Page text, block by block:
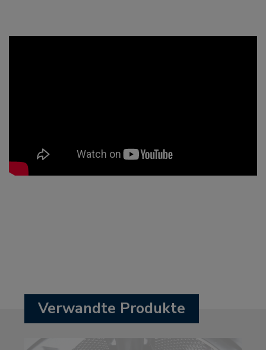
Verwandte Produkte